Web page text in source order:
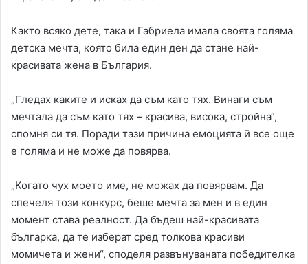
Както всяко дете, така и Габриела имала своята голяма
детска мечта, която била един ден да стане най-
красивата жена в България.
„Гледах каките и исках да съм като тях. Винаги съм
мечтала да съм като тях – красива, висока, стройна“,
спомня си тя. Поради тази причина емоцията й все още
е голяма и не може да повярва.
„Когато чух моето име, не можах да повярвам. Да
спечеля този конкурс, беше мечта за мен и в един
момент става реалност. Да бъдеш най-красивата
българка, да те изберат сред толкова красиви
момичета и жени“, споделя развънуваната победителка